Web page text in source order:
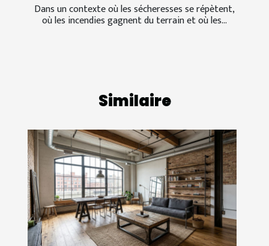
Dans un contexte où les sécheresses se répètent,
où les incendies gagnent du terrain et où les...
Similaire